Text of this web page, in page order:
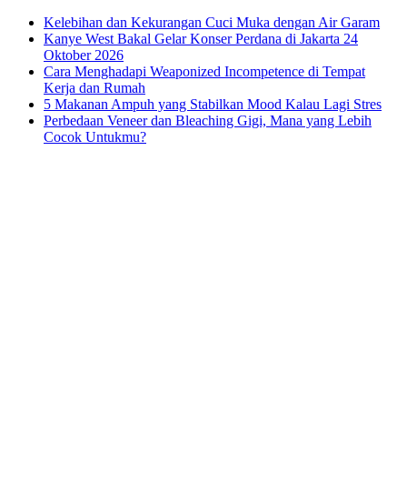
Kelebihan dan Kekurangan Cuci Muka dengan Air Garam
Kanye West Bakal Gelar Konser Perdana di Jakarta 24
Oktober 2026
Cara Menghadapi Weaponized Incompetence di Tempat
Kerja dan Rumah
5 Makanan Ampuh yang Stabilkan Mood Kalau Lagi Stres
Perbedaan Veneer dan Bleaching Gigi, Mana yang Lebih
Cocok Untukmu?